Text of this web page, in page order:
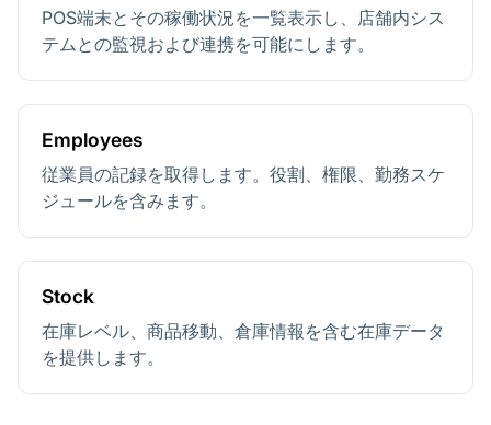
POS端末とその稼働状況を一覧表示し、店舗内シス
テムとの監視および連携を可能にします。
Employees
従業員の記録を取得します。役割、権限、勤務スケ
ジュールを含みます。
Stock
在庫レベル、商品移動、倉庫情報を含む在庫データ
を提供します。